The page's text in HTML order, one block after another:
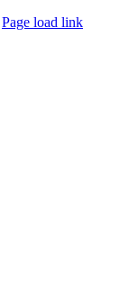
Page load link